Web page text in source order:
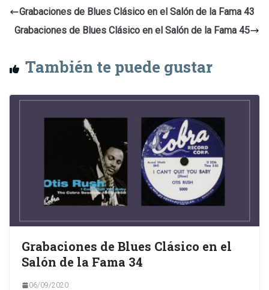
Grabaciones de Blues Clásico en el Salón de la Fama 43
Grabaciones de Blues Clásico en el Salón de la Fama 45
También te puede gustar
Grabaciones de Blues Clásico en el
Salón de la Fama 34
06/09/2020